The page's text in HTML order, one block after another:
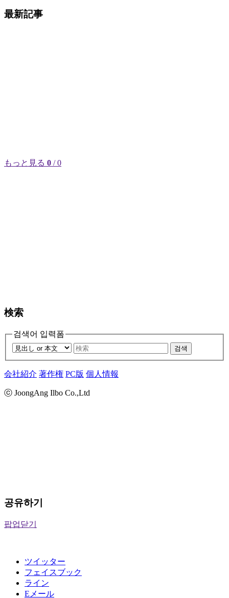
最新記事
もっと見る 0 / 0
検索
검색어 입력폼
검색
会社紹介 著作権 PC版 個人情報
ⓒ JoongAng Ilbo Co.,Ltd
공유하기
팝업닫기
ツイッター
フェイスブック
ライン
Eメール